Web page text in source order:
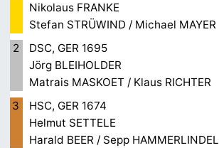
Nikolaus FRANKE
Stefan STRÜWIND / Michael MAYER
2
DSC, GER 1695
Jörg BLEIHOLDER
Matrais MASKOET / Klaus RICHTER
3
HSC, GER 1674
Helmut SETTELE
Harald BEER / Sepp HAMMERLINDEL